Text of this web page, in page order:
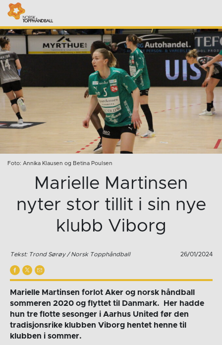
Foto: Annika Klausen og Betina Poulsen
Marielle Martinsen
nyter stor tillit i sin nye
klubb Viborg
Tekst: Trond Sørøy / Norsk Topphåndball 26/01/2024
Marielle Martinsen forlot Aker og norsk håndball
sommeren 2020 og flyttet til Danmark. Her hadde
hun tre flotte sesonger i Aarhus United før den
tradisjonsrike klubben Viborg hentet henne til
klubben i sommer.